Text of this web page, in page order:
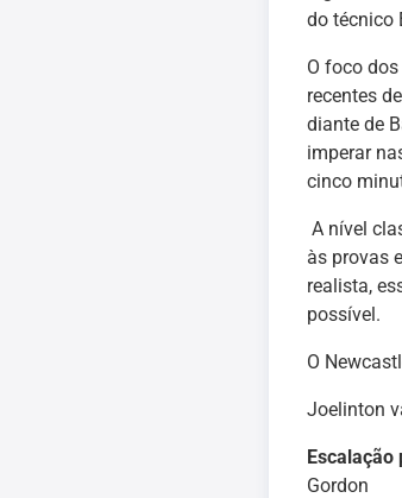
do técnico
O foco
recentes
diante de
imperar
cinco
A nível
às provas
realista,
possível.
O
Joelinton
Escalação
Gordon